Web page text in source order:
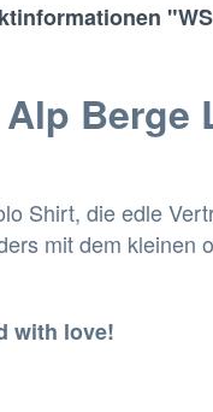
Alp Berge
Shirt, die edle
mit dem kleinen
with love!